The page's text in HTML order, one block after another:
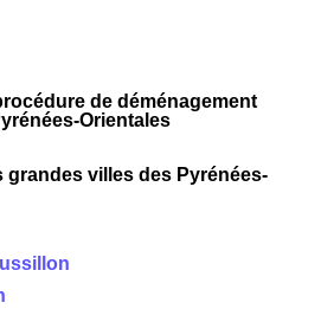
de déménagement
Orientales
grandes villes des Pyrénées-